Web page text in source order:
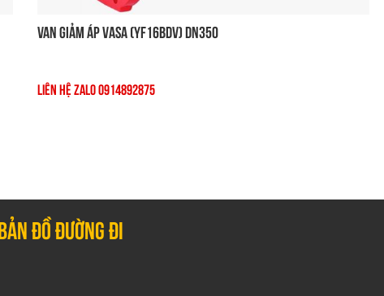
Van Giảm Áp VASA (YF16BDV) DN350
Liên Hệ Zalo 0914892875
Bản đồ đường đi